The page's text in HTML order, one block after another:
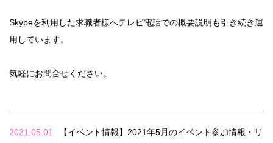
Skypeを利用した求職者様へテレビ電話での概要説明も引き続き運
用しています。
気軽にお問合せください。
2021.05.01
【イベント情報】2021年5月のイベント参加情報・リ